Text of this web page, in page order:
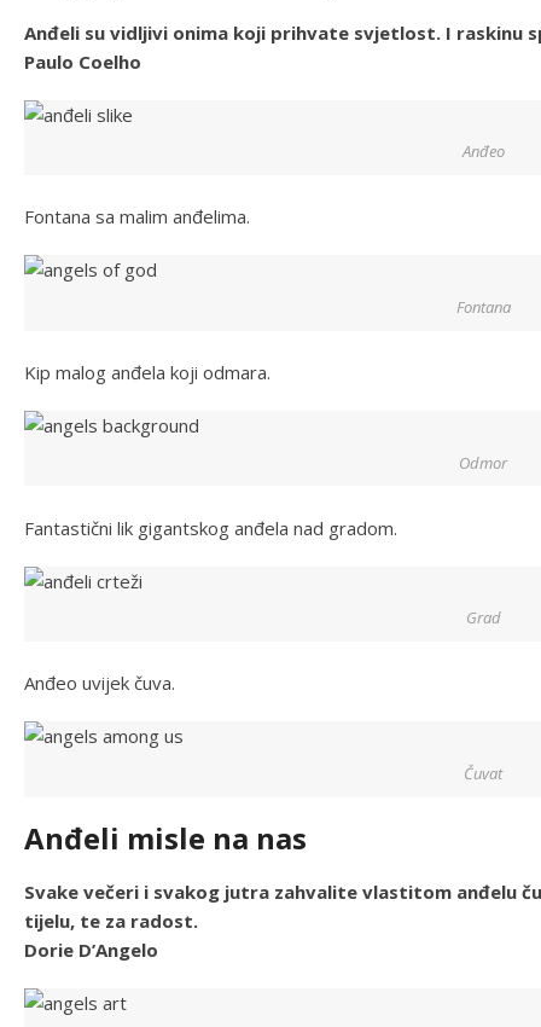
Anđeli su vidljivi onima koji prihvate svjetlost. I raskinu
Paulo Coelho
Anđeo
Fontana sa malim anđelima.
Fontana
Kip malog anđela koji odmara.
Odmor
Fantastični lik gigantskog anđela nad gradom.
Grad
Anđeo uvijek čuva.
Čuvat
Anđeli misle na nas
Svake večeri i svakog jutra zahvalite vlastitom anđelu
tijelu, te za radost.
Dorie D’Angelo